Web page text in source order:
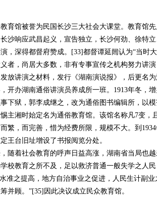
育馆被誉为民国长沙三大社会大课堂。教育馆
长沙响应武昌起义，宣告独立，长沙何劲、徐特
，深得都督府赞成。[33]都督谭延闿认为“当时
者，尚居大多数，非有专事宣传之机构努力讲
放讲演之材料，发行《湖南演说报》，后更名
开办湖南通俗讲演员养成所一班。1913年冬，
下狱，郭李成继之，改为通俗图书编辑所，以
主湘时始定名为通俗教育馆。该馆名称凡7变，
繁，而完善，惜为经费所限，规模不大。到
王台旧址增设了书报阅览分处。
随着社会教育的呼声日益高涨，湖南省当局也
校教育之所不及，足以救济普通一般失学之人
准之提高，地方自治事业之促进，人民生计副
并顾。”[35]因此决议成立民众教育馆。